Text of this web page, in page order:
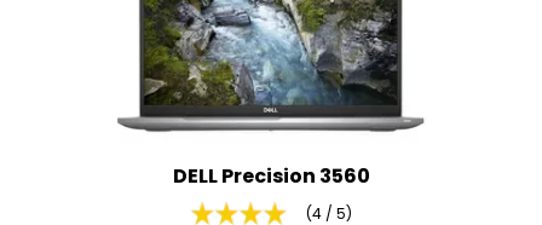
DELL Precision 3560
(4 / 5)